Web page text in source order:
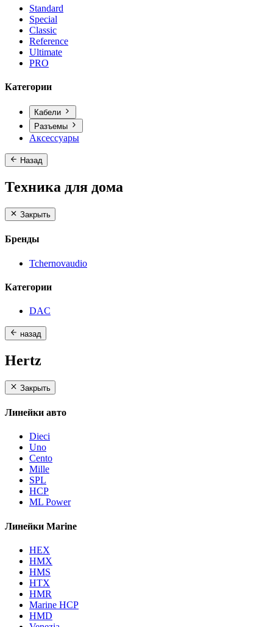
Standard
Special
Classic
Reference
Ultimate
PRO
Категории
Кабели
Разъемы
Аксессуары
Назад
Техника для дома
Закрыть
Бренды
Tchernovaudio
Категории
DAC
назад
Hertz
Закрыть
Линейки авто
Dieci
Uno
Cento
Mille
SPL
HCP
ML Power
Линейки Marine
HEX
HMX
HMS
HTX
HMR
Marine HCP
HMD